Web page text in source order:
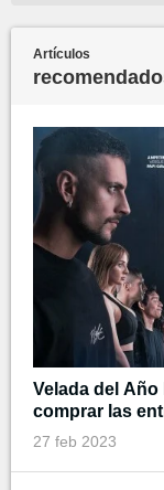
Artículos
Velada del Año
comprar las
27 feb 2023